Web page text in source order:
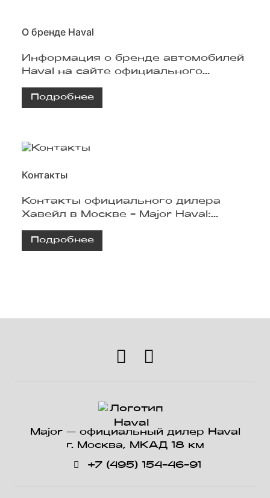
О бренде Haval
Информация о бренде автомобилей
Haval на сайте официального
Подробнее
Контакты
Контакты официального дилера
Хавейл в Москве - Major Haval:
график и режим работы, запись на
Подробнее
Major — официальный дилер Haval
г. Москва, МКАД 18 км
+7 (495) 154-46-91